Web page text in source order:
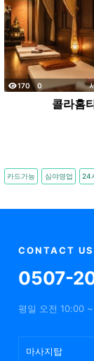
170조회
0
콜라홈
카드가능 심야영업 24
CONTACT US
0507-
평일 오전 10:00
마사지탑